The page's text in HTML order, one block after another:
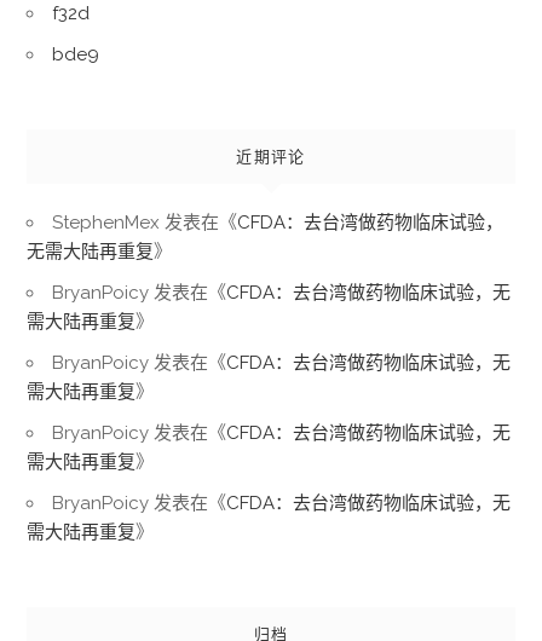
f32d
bde9
近期评论
StephenMex 发表在《CFDA：去台湾做药物临床试验，
无需大陆再重复》
BryanPoicy 发表在《CFDA：去台湾做药物临床试验，无
需大陆再重复》
BryanPoicy 发表在《CFDA：去台湾做药物临床试验，无
需大陆再重复》
BryanPoicy 发表在《CFDA：去台湾做药物临床试验，无
需大陆再重复》
BryanPoicy 发表在《CFDA：去台湾做药物临床试验，无
需大陆再重复》
归档